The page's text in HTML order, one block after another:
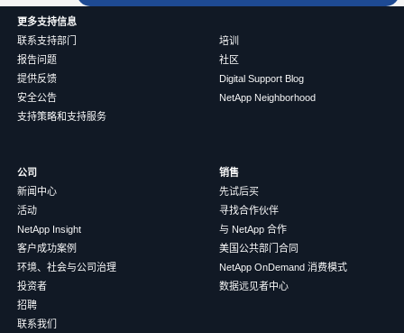
更多支持信息
联系支持部门
报告问题
提供反馈
安全公告
支持策略和支持服务
培训
社区
Digital Support Blog
NetApp Neighborhood
公司
新闻中心
活动
NetApp Insight
客户成功案例
环境、社会与公司治理
投资者
招聘
联系我们
销售
先试后买
寻找合作伙伴
与 NetApp 合作
美国公共部门合同
NetApp OnDemand 消费模式
数据远见者中心